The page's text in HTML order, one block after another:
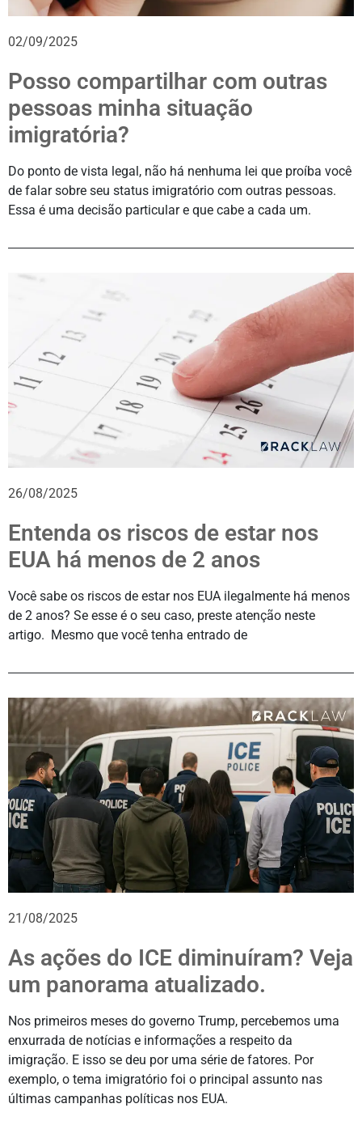
02/09/2025
Posso compartilhar com outras
pessoas minha situação
imigratória?
Do ponto de vista legal, não há nenhuma lei que proíba você
de falar sobre seu status imigratório com outras pessoas.
Essa é uma decisão particular e que cabe a cada um.
26/08/2025
Entenda os riscos de estar nos
EUA há menos de 2 anos
Você sabe os riscos de estar nos EUA ilegalmente há menos
de 2 anos? Se esse é o seu caso, preste atenção neste
artigo. Mesmo que você tenha entrado de
21/08/2025
As ações do ICE diminuíram? Veja
um panorama atualizado.
Nos primeiros meses do governo Trump, percebemos uma
enxurrada de notícias e informações a respeito da
imigração. E isso se deu por uma série de fatores. Por
exemplo, o tema imigratório foi o principal assunto nas
últimas campanhas políticas nos EUA.